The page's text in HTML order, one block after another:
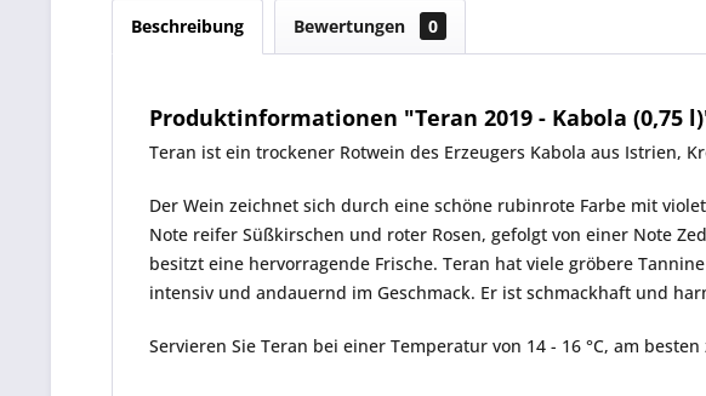
Beschreibung Bewertungen 0
Produktinformationen "Teran 2019 - Kabola (0,75
Teran ist ein trockener Rotwein des Erzeugers Kabola aus Istrien,
Der Wein zeichnet sich durch eine schöne rubinrote Farbe mit
Note reifer Süßkirschen und roter Rosen, gefolgt von einer Note
besitzt eine hervorragende Frische. Teran hat viele gröbere
intensiv und andauernd im Geschmack. Er ist schmackhaft und
Servieren Sie Teran bei einer Temperatur von 14 - 16 °C, am